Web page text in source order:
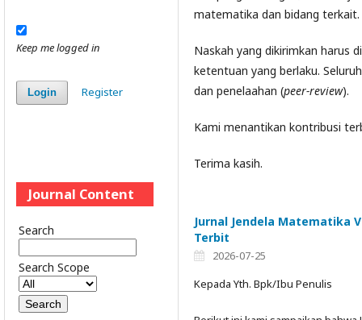
Keep me logged in
Login Register
Journal Content
Search
Search Scope
matematika dan bidang terkait.
Naskah yang dikirimkan harus
ketentuan yang berlaku.
dan penelaahan (peer-review).
Kami menantikan kontribusi
Terima kasih.
Jurnal Jendela Matematika
Terbit
2026-07-25
Kepada Yth. Bpk/Ibu Penulis